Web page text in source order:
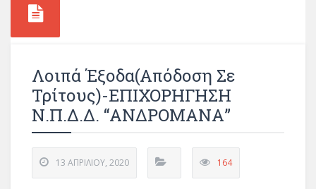
Λοιπά Έξοδα(Απόδοση Σε
Τρίτους)-ΕΠΙΧΟΡΗΓΗΣΗ
Ν.Π.Δ.Δ. “ΑΝΔΡΟΜΑΝΑ”
13 ΑΠΡΙΛΊΟΥ, 2020 164